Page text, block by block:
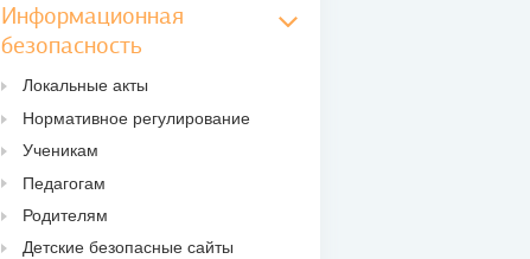
Информационная
безопасность
Локальные акты
Нормативное регулирование
Ученикам
Педагогам
Родителям
Детские безопасные сайты